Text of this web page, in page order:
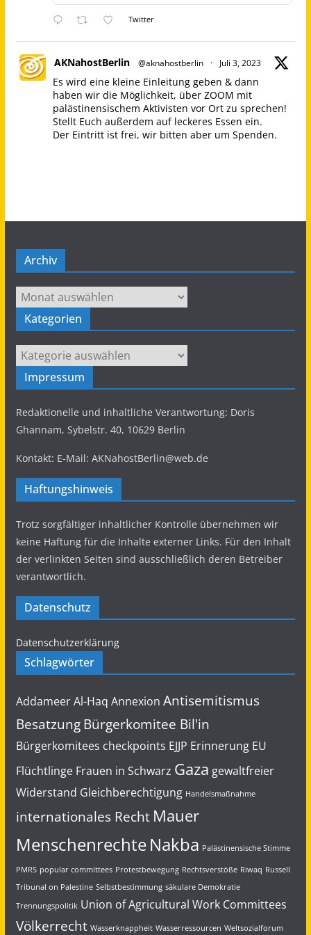
Twitter
AKNahostBerlin @aknahostberlin · Juli 3, 2023
Es wird eine kleine Einleitung geben & dann
haben wir die Möglichkeit, über ZOOM mit
palästinensischem Aktivisten vor Ort zu sprechen!
Stellt Euch außerdem auf leckeres Essen ein.
Der Eintritt ist frei, wir bitten aber um Spenden.
We invite you to learn more about the situation
09.07.
AKNahostBerlin @aknahostberlin
Amnesty fand über 50k Telefonnummern, die
die isr. Spionagefirma#NSOGrouphacken
Millionen von uns in Gefahr.
Spyware zielt bereits auf Millionen in Indien ab.
#IsraelOutOfMyPhone
3
Load More...
Archiv
Archiv
Kategorien
Kategorien
Impressum
Redaktionelle und inhaltliche Verantwortung: Doris
Ghannam, Sybelstr. 40, 10629 Berlin
Kontakt: E-Mail: AKNahostBerlin@web.de
Haftungshinweis
Trotz sorgfältiger inhaltlicher Kontrolle übernehmen wir
keine Haftung für die Inhalte externer Links. Für den Inhalt
der verlinkten Seiten sind ausschließlich deren Betreiber
verantwortlich.
Datenschutz
Datenschutzerklärung
Schlagwörter
AddameerAl-Haq Annexion Antisemitismus
BesatzungBürgerkomitee Bil'in
Bürgerkomitees checkpoints EJJP Erinnerung EU
Flüchtlinge Frauen in Schwarz Gaza gewaltfreier
Widerstand Gleichberechtigung Handelsmaßnahme
internationales Recht Mauer
MenschenrechteNakba Palästinensische Stimme
PMRS popular committees Protestbewegung Rechtsverstöße Riwaq Russell
Tribunal on Palestine Selbstbestimmung säkulare Demokratie
Trennungspolitik Union of Agricultural Work Committees
Völkerrecht Wasserknappheit Wasserressourcen Weltsozialforum